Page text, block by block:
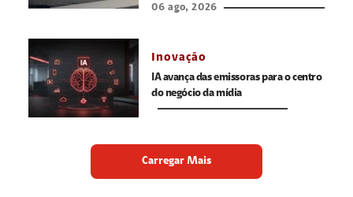
06 ago, 2026
Inovação
IA avança das emissoras para o centro
do negócio da mídia
Carregar Mais